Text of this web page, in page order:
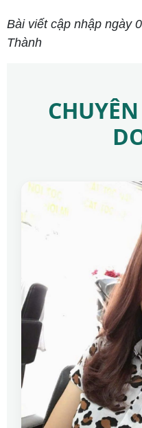
Bài viết cập nhập ngày
Thành